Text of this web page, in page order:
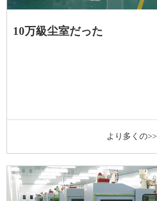
10万級尘室だった
より多くの>>